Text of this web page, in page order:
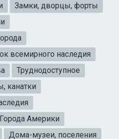
Замки, дворцы, форты
всемирного наследия
Труднодоступное
канатки
Города Америки
Дома-музеи, поселения